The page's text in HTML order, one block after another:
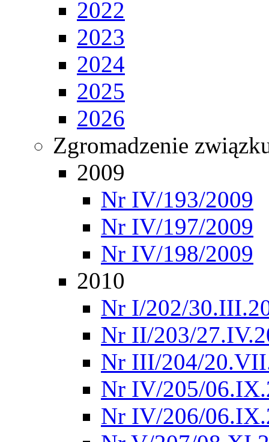
2022
2023
2024
2025
2026
Zgromadzenie
2009
Nr IV/193/2009
Nr IV/197/2009
Nr IV/198/2009
2010
Nr I/202/
Nr II/203/
Nr III/204/
Nr IV/205/
Nr IV/206/